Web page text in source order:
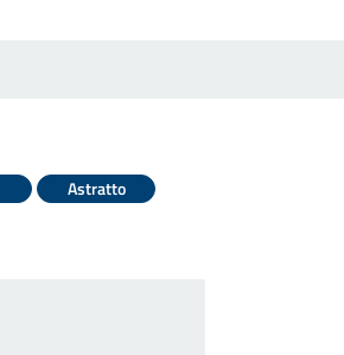
Astratto